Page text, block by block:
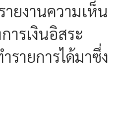
ายงานความเห็น
ารเงินอิสระ
รายการได้มาซึ่ง